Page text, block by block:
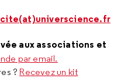
aux associations et
par email.
? Recevez un kit